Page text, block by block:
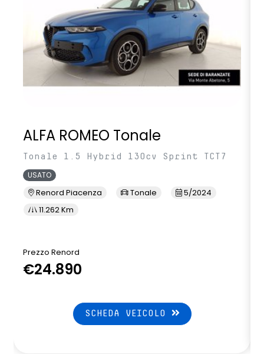
ALFA ROMEO Tonale
Tonale 1.5 Hybrid 130cv Sprint TCT7
USATO
Renord Piacenza Tonale
5/2024
11.262 Km
Prezzo Renord
€24.890
SCHEDA VEICOLO